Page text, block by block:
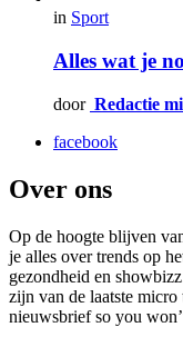
in Sport
Alles wat je
door Redactie
facebook
Over ons
Op de hoogte blijven
je alles over trends op
gezondheid en
zijn van de laatste
nieuwsbrief so you